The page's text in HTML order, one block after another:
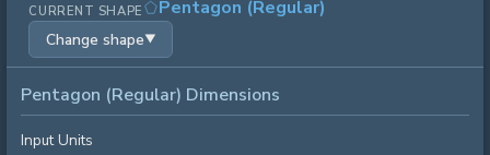
COTIDIANO
OUTRAS FERRAMENTAS
CURRENT SHAPE Pentagon (Regular)
Change shape▼
Pentagon (Regular) Dimensions
Input Units